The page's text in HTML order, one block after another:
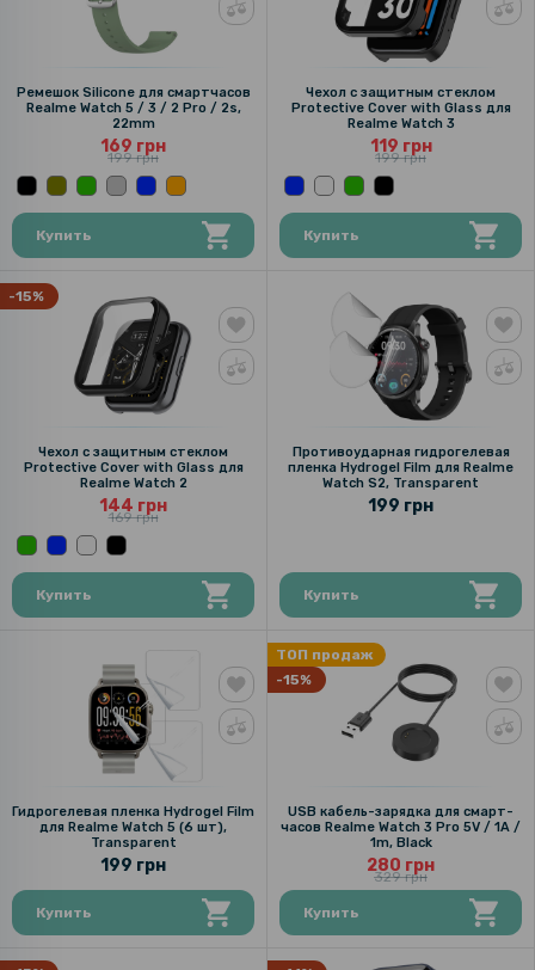
Ремешок Silicone для смартчасов
Realme Watch 5 / 3 / 2 Pro / 2s,
22mm
169 грн
199 грн
Купить
Чехол с защитным стеклом
Protective Cover with Glass для
Realme Watch 3
119 грн
199 грн
Купить
-15%
Чехол с защитным стеклом
Protective Cover with Glass для
Realme Watch 2
144 грн
169 грн
Купить
Противоударная гидрогелевая
пленка Hydrogel Film для Realme
Watch S2, Transparent
199 грн
Купить
Гидрогелевая пленка Hydrogel Film
для Realme Watch 5 (6 шт),
Transparent
199 грн
Купить
ТОП продаж
-15%
USB кабель-зарядка для смарт-
часов Realme Watch 3 Pro 5V / 1A /
1m, Black
280 грн
329 грн
Купить